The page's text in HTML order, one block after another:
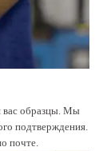
вас образцы. Мы
подтверждения.
почте.